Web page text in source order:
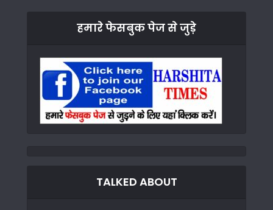
हमारे फेसबुक पेज से जुड़े
TALKED ABOUT